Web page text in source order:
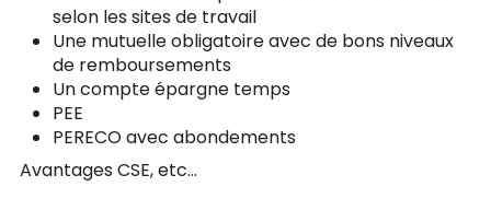
selon les sites de travail
Une mutuelle obligatoire avec de bons niveaux
de remboursements
Un compte épargne temps
PEE
PERECO avec abondements
Avantages CSE, etc…